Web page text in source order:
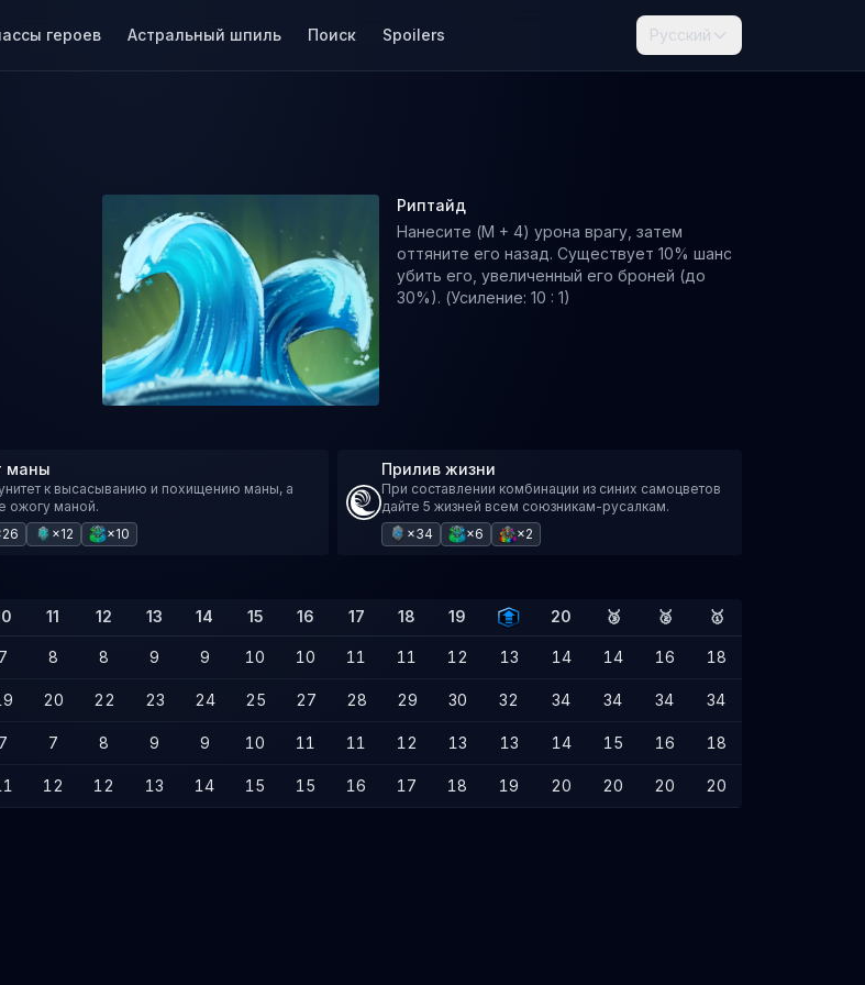
героев Астральный шпиль Поиск Spoilers Русский
Риптайд
Нанесите (M + 4) урона врагу, затем
оттяните его назад. Существует 10% шанс
убить его, увеличенный его броней (до
30%). (Усиление: 10 : 1)
маны
к высасыванию и похищению маны, а
ожогу маной.
×12 ×10
Прилив жизни
При составлении комбинации из синих самоцветов
дайте 5 жизней всем союзникам-русалкам.
×34
×6 ×2
11 12 13 14 15 16 17 18 19 20 🥉 🥈 🥇
7 8 8 9 9 10 10 11 11 12 13 14 14 16 18
20 22 23 24 25 27 28 29 30 32 34 34 34 34
7 7 8 9 9 10 11 11 12 13 13 14 15 16 18
12 12 13 14 15 15 16 17 18 19 20 20 20 20